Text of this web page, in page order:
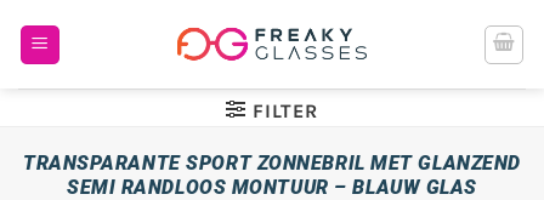
naar
FILTER
TRANSPARANTE SPORT ZONNEBRIL MET GLANZEND
SEMI RANDLOOS MONTUUR – BLAUW GLAS